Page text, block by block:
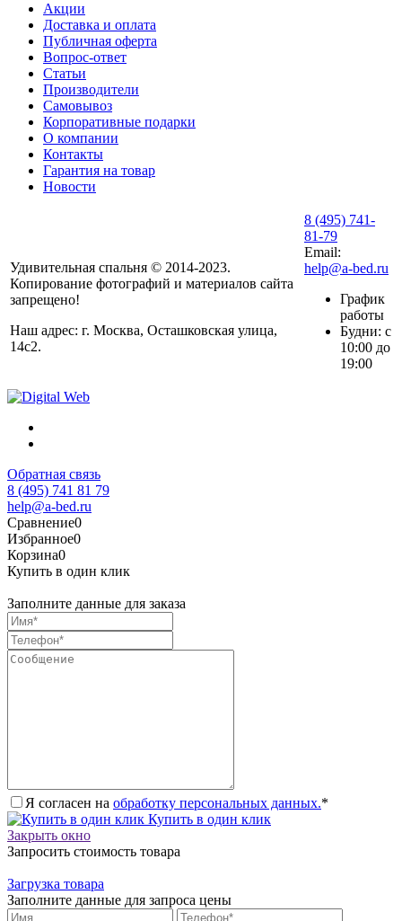
Акции
Доставка и оплата
Публичная оферта
Вопрос-ответ
Статьи
Производители
Самовывоз
Корпоративные подарки
О компании
Контакты
Гарантия на товар
Новости
Удивительная спальня © 2014-2023.
Копирование фотографий и материалов сайта
запрещено!
Наш адрес: г. Москва, Осташковская улица,
14с2.
8 (495) 741-
81-79
Email:
help@a-bed.ru
График
работы
Будни: с
10:00 до
19:00
Обратная связь
8 (495) 741 81 79
help@a-bed.ru
Сравнение0
Избранное0
Корзина0
Купить в один клик
Заполните данные для заказа
Я согласен на обработку персональных данных.*
Купить в один клик
Закрыть окно
Запросить стоимость товара
Загрузка товара
Заполните данные для запроса цены